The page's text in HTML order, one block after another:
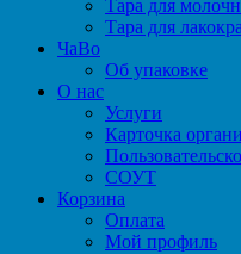
Тара для
Тара для
ЧаВо
Об упаковке
О нас
Услуги
Карточка
СОУТ
Корзина
Оплата
Мой профиль